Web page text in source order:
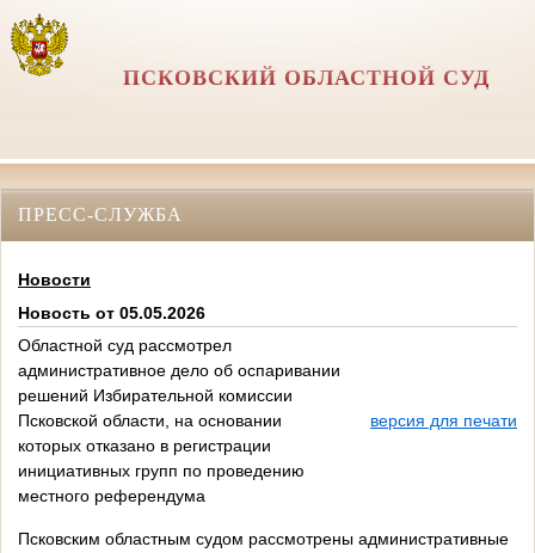
ПСКОВСКИЙ ОБЛАСТНОЙ СУД
ПРЕСС-СЛУЖБА
Новости
Новость от 05.05.2026
Областной суд рассмотрел
административное дело об оспаривании
решений Избирательной комиссии
Псковской области, на основании
которых отказано в регистрации
инициативных групп по проведению
местного референдума
версия для печати
Псковским областным судом рассмотрены административные